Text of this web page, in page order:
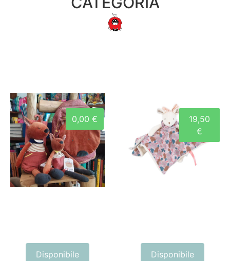
Disponibile
0,00 €
Disponibile
19,50
€